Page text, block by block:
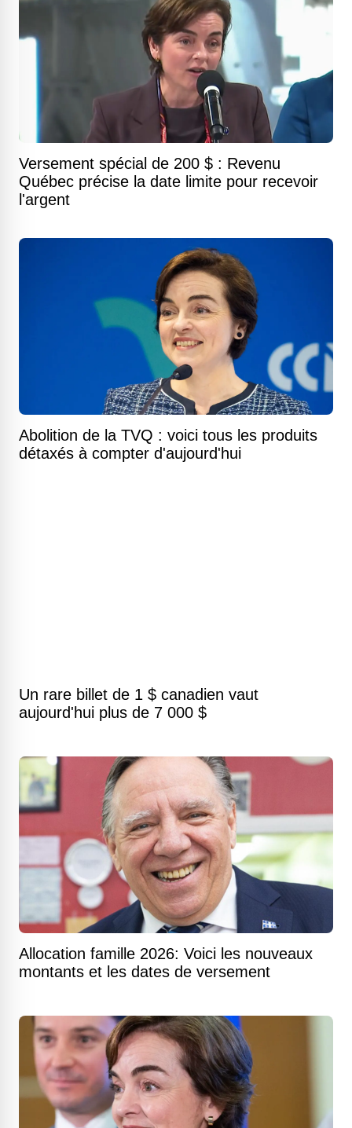
Versement spécial de 200 $ : Revenu
Québec précise la date limite pour recevoir
l'argent
Abolition de la TVQ : voici tous les produits
détaxés à compter d'aujourd'hui
Un rare billet de 1 $ canadien vaut
aujourd'hui plus de 7 000 $
Allocation famille 2026: Voici les nouveaux
montants et les dates de versement